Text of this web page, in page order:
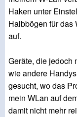
Haken unter
Halbbögen für das
auf.
Geräte, die jedoch
wie andere
gesucht, wo das
mein WLan auf
damit nicht mehr